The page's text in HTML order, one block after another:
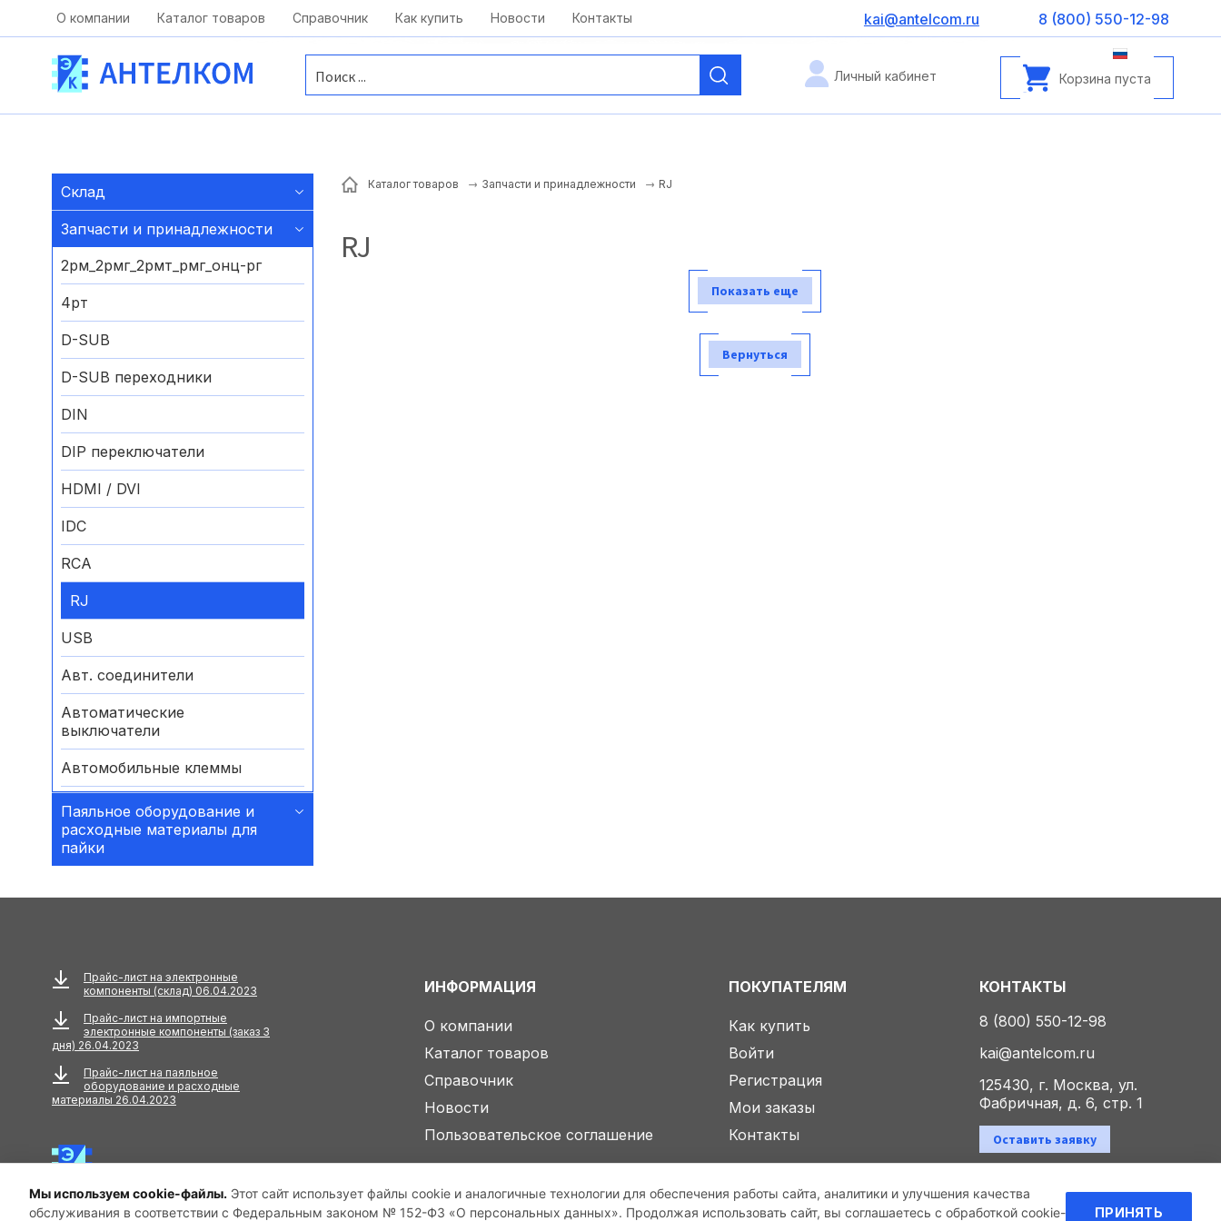
kai@antelcom.ru
Москва, ул. Московская, д.1 офис 1 c 08:00 до 20:00
О компании Каталог товаров Справочник Как купить Новости Контакты 8 (800) 550-12-98
kai@antelcom.ru
Корзина пуста
Личный кабинет
Мы используем cookie-файлы. Этот сайт использует файлы cookie и аналогичные технологии для обеспечения работы сайта, аналитики и улучшения качества
обслуживания в соответствии с Федеральным законом № 152-ФЗ «О персональных данных». Продолжая использовать сайт, вы соглашаетесь с обработкой cookie-
ПРИНЯТЬ
Склад
Запчасти и принадлежности
2рм_2рмг_2рмт_рмг_онц-рг
4рт
D-SUB
D-SUB переходники
DIN
DIP переключатели
HDMI / DVI
IDC
RCA
RJ
USB
Авт. соединители
Автоматические
выключатели
Автомобильные клеммы
Аккумуляторные батареи
Аксессуары
КОМПОНЕНТЫ
Амортизаторы
Анкера
АНТЕННЫ
Антенны GPS
Антенны WiFi
Антенны ТВ
Паяльное оборудование и
расходные материалы для
пайки
Каталог товаров Запчасти и принадлежности RJ
RJ
Показать еще
Вернуться
Прайс-лист на электронные
компоненты (склад) 06.04.2023
Прайс-лист на импортные
электронные компоненты (заказ 3
дня) 26.04.2023
Прайс-лист на паяльное
оборудование и расходные
материалы 26.04.2023
ИНФОРМАЦИЯ
О компании
Каталог товаров
Справочник
Новости
Пользовательское соглашение
ПОКУПАТЕЛЯМ
Как купить
Войти
Регистрация
Мои заказы
Контакты
КОНТАКТЫ
8 (800) 550-12-98
kai@antelcom.ru
125430, г. Москва, ул.
Фабричная, д. 6, стр. 1
Оставить заявку
Политика конфиденциальности